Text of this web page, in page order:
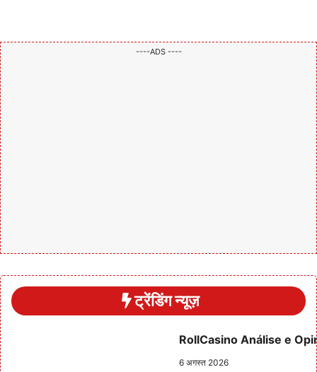
----ADS ----
ट्रेंडिंग न्यूज़
RollCasino Análise e
6 अगस्त 2026